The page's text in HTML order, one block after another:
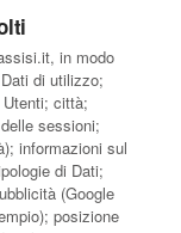
in modo
di utilizzo;
città;
sessioni;
informazioni sul
di Dati;
(Google
posizione